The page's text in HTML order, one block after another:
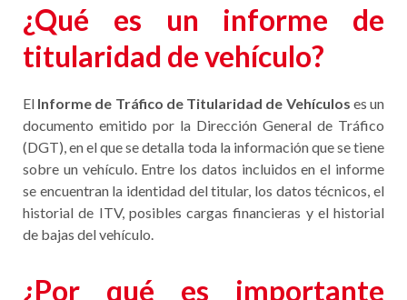
¿Qué es un informe de
titularidad de vehículo?
El Informe de Tráfico de Titularidad de Vehículos es un
documento emitido por la Dirección General de Tráfico
(DGT), en el que se detalla toda la información que se tiene
sobre un vehículo. Entre los datos incluidos en el informe
se encuentran la identidad del titular, los datos técnicos, el
historial de ITV, posibles cargas financieras y el historial
de bajas del vehículo.
¿Por qué es importante